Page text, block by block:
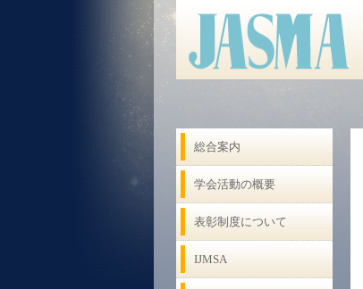
総合案内
学会活動の概要
表彰制度について
IJMSA